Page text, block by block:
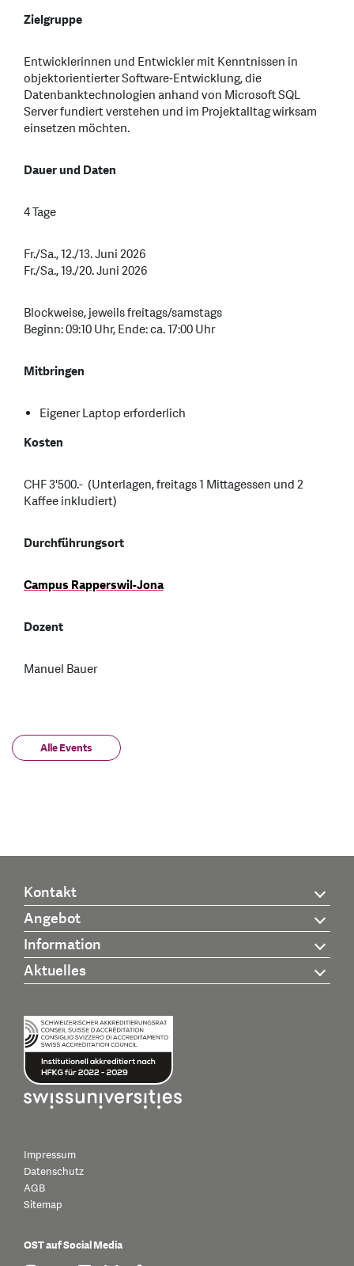
Zielgruppe
Entwicklerinnen und Entwickler mit Kenntnissen in
objektorientierter Software‑Entwicklung, die
Datenbanktechnologien anhand von Microsoft SQL
Server fundiert verstehen und im Projektalltag wirksam
einsetzen möchten.
Dauer und Daten
4 Tage
Fr./Sa., 12./13. Juni 2026
Fr./Sa., 19./20. Juni 2026
Blockweise, jeweils freitags/samstags
Beginn: 09:10 Uhr, Ende: ca. 17:00 Uhr
Mitbringen
Eigener Laptop erforderlich
Kosten
CHF 3'500.- (Unterlagen, freitags 1 Mittagessen und 2
Kaffee inkludiert)
Durchführungsort
Campus Rapperswil-Jona
Dozent
Manuel Bauer
Alle Events
Kontakt
Angebot
Information
Aktuelles
Impressum
Datenschutz
AGB
Sitemap
OST auf Social Media